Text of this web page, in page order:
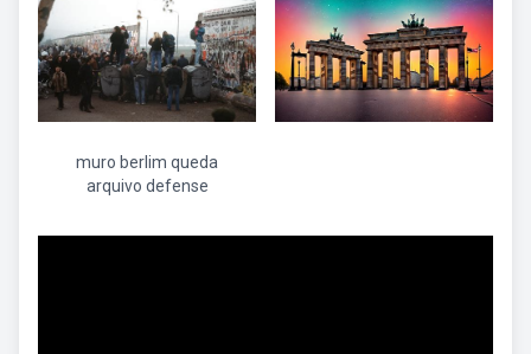
muro berlim queda
arquivo defense